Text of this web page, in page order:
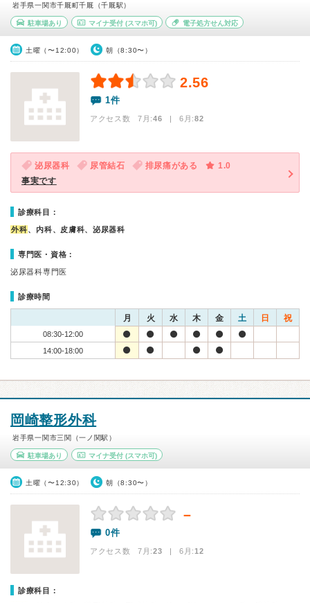
岩手県一関市千厩町千厩（千厩駅）
駐車場あり マイナ受付(スマホ可) 電子処方せん対応
土曜（〜12:00） 朝（8:30〜）
2.56
1件
アクセス数 7月:46 | 6月:82
泌尿器科 尿管結石 排尿痛がある
1.0
事実です
診療科目：
外科、内科、皮膚科、泌尿器科
専門医・資格：
泌尿器科専門医
診療時間
月 火 水 木 金 土 日 祝
08:30-12:00
14:00-18:00
岡崎整形外科
岩手県一関市三関（一ノ関駅）
駐車場あり マイナ受付(スマホ可)
土曜（〜12:30） 朝（8:30〜）
－
0件
アクセス数 7月:23 | 6月:12
診療科目：